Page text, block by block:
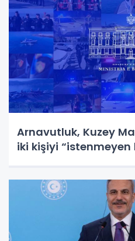
Arnavutluk, Kuzey
iki kişiyi